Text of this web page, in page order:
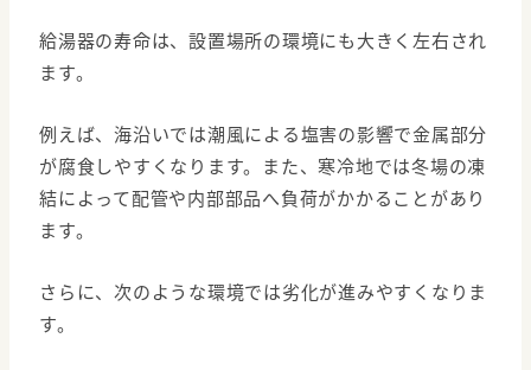
給湯器の寿命は、設置場所の環境にも大きく左右され
ます。
例えば、海沿いでは潮風による塩害の影響で金属部分
が腐食しやすくなります。また、寒冷地では冬場の凍
結によって配管や内部部品へ負荷がかかることがあり
ます。
さらに、次のような環境では劣化が進みやすくなりま
す。